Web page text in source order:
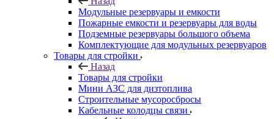
Модульные резервуары и емкости
Пожарные емкости и резервуары для воды
Подземные резервуары большого объема
Комплектующие для модульных резервуаров
Товары для стройки
Назад
Товары для стройки
Мини АЗС для дизтоплива
Строительные мусоросбросы
Кабельные колодцы связи